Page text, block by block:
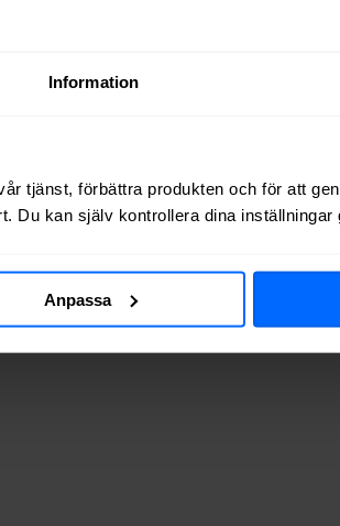
Information
tjänst, förbättra produkten och för att
Du kan själv kontrollera dina
Anpassa